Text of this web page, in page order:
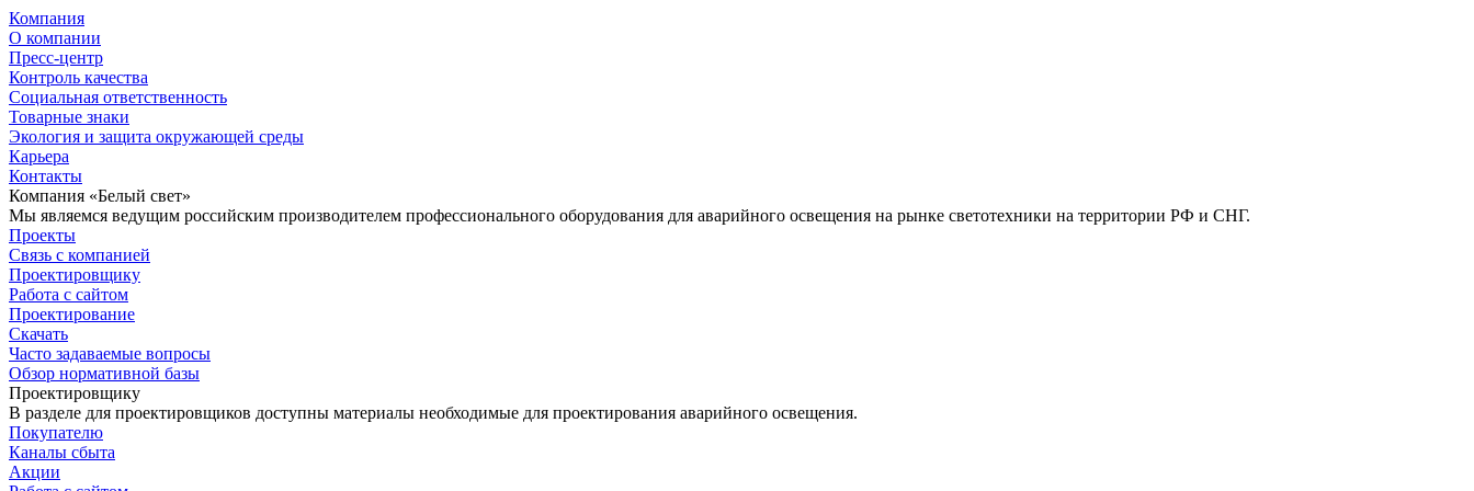
Компания
О компании
Пресс-центр
Контроль качества
Социальная ответственность
Товарные знаки
Экология и защита окружающей среды
Карьера
Контакты
Компания «Белый свет»
Мы являемся ведущим российским производителем профессионального оборудования для аварийного освещения на рынке светотехники на территории РФ и СНГ.
Проекты
Связь с компанией
Проектировщику
Работа с сайтом
Проектирование
Скачать
Часто задаваемые вопросы
Обзор нормативной базы
Проектировщику
В разделе для проектировщиков доступны материалы необходимые для проектирования аварийного освещения.
Покупателю
Каналы сбыта
Акции